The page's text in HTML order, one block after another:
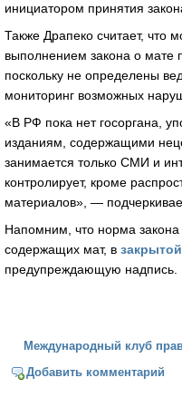
инициатором принятия
Также Драпеко считает, что
выполнением закона о мате
поскольку не определены
мониторинг возможных
«В РФ пока нет госоргана,
изданиям, содержащими
занимается только СМИ и
контролирует, кроме
материалов», —
Напомним, что норма закона
содержащих мат, в
предупреждающую надпись.
Международный клуб
Добавить комментарий